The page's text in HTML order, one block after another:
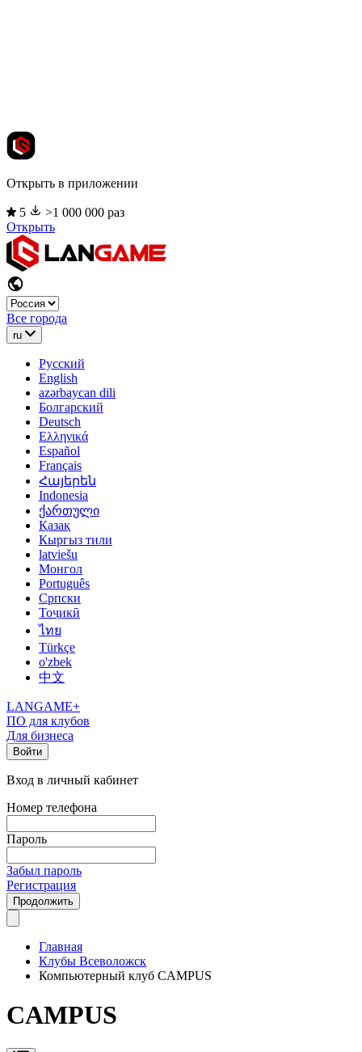
Открыть в приложении
5
>1 000 000 раз
Открыть
Все города
ru
Русский
English
azərbaycan dili
Болгарский
Deutsch
Ελληνικά
Español
Français
Հայերեն
Indonesia
ქართული
Қазақ
Кыргыз тили
latviešu
Монгол
Português
Српски
Тоҷикӣ
ไทย
Türkçe
o'zbek
中文
LANGAME+
ПО для клубов
Для бизнеса
Войти
Вход в личный кабинет
Номер телефона
Пароль
Забыл пароль
Регистрация
Продолжить
Главная
Клубы Всеволожск
Компьютерный клуб CAMPUS
CAMPUS